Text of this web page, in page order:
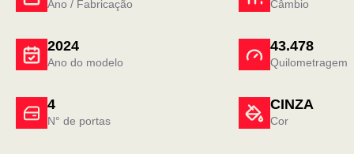
Ano / Fabricação Câmbio
4
N° de portas
CINZA
Cor
2024
Ano do modelo
43.478
Quilometragem